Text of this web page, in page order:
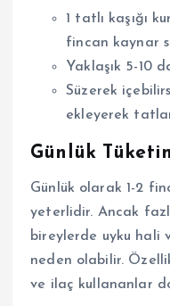
1 tatlı kaşığı
fincan kaynar
Yaklaşık 5-10
Süzerek
ekleyerek
Günlük
Günlük olarak 1-2
yeterlidir. Ancak
bireylerde uyku hali
neden olabilir.
ve ilaç kullananlar